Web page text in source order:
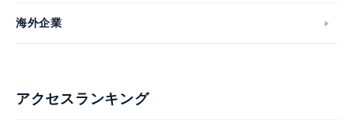
海外企業
アクセスランキング